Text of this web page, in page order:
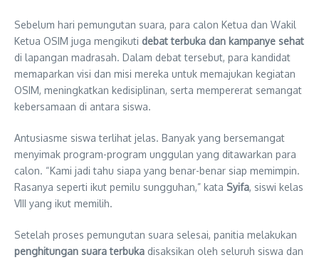
Sebelum hari pemungutan suara, para calon Ketua dan Wakil
Ketua OSIM juga mengikuti debat terbuka dan kampanye sehat
di lapangan madrasah. Dalam debat tersebut, para kandidat
memaparkan visi dan misi mereka untuk memajukan kegiatan
OSIM, meningkatkan kedisiplinan, serta mempererat semangat
kebersamaan di antara siswa.
Antusiasme siswa terlihat jelas. Banyak yang bersemangat
menyimak program-program unggulan yang ditawarkan para
calon. “Kami jadi tahu siapa yang benar-benar siap memimpin.
Rasanya seperti ikut pemilu sungguhan,” kata Syifa, siswi kelas
VIII yang ikut memilih.
Setelah proses pemungutan suara selesai, panitia melakukan
penghitungan suara terbuka disaksikan oleh seluruh siswa dan